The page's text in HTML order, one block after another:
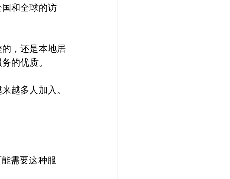
和全球的访
，还是本地居
的优质。
越多人加入。
需要这种服